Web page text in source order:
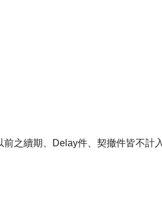
之續期、Delay件、契撤件皆不計